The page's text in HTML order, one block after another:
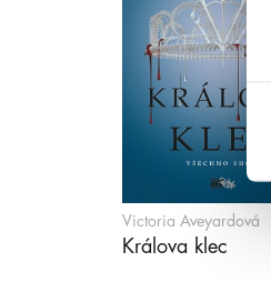
Victoria Aveyardová
Králova klec